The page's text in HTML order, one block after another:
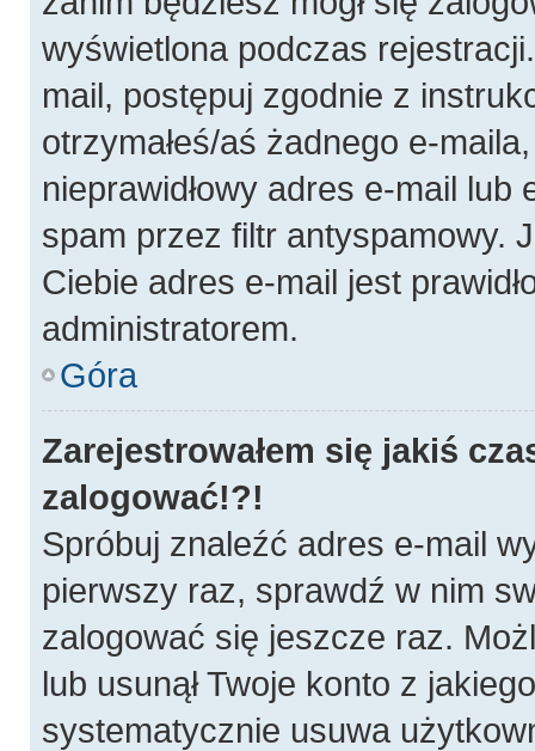
wyświetlona podczas
mail, postępuj zgodnie z
otrzymałeś/aś żadnego e-
nieprawidłowy adres e-mail lub
spam przez filtr antyspamowy.
Ciebie adres e-mail jest
administratorem.
Góra
Zarejestrowałem się jakiś
zalogować!?!
Spróbuj znaleźć adres e-mail
pierwszy raz, sprawdź w nim
zalogować się jeszcze raz.
lub usunął Twoje konto z
systematycznie usuwa